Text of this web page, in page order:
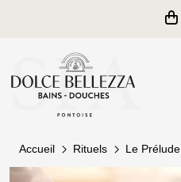
Accueil Rituels Le Prélude